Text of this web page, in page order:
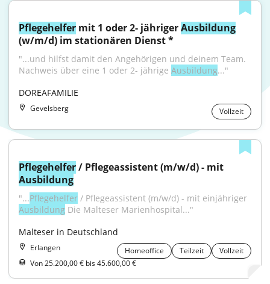
Pflegehelfer mit 1 oder 2- jähriger Ausbildung
(w/m/d) im stationären Dienst *
"...und hilfst damit den Angehörigen und deinem Team.
Nachweis über eine 1 oder 2- jährige Ausbildung..."
DOREAFAMILIE
Gevelsberg Vollzeit
Pflegehelfer
Ausbildung
"...Pflegehelfer
Ausbildung Die Malteser Marienhospital..."
Malteser in Deutschland
Erlangen Homeoffice Teilzeit
Vollzeit
Von 25.200,00 € bis 45.600,00 €